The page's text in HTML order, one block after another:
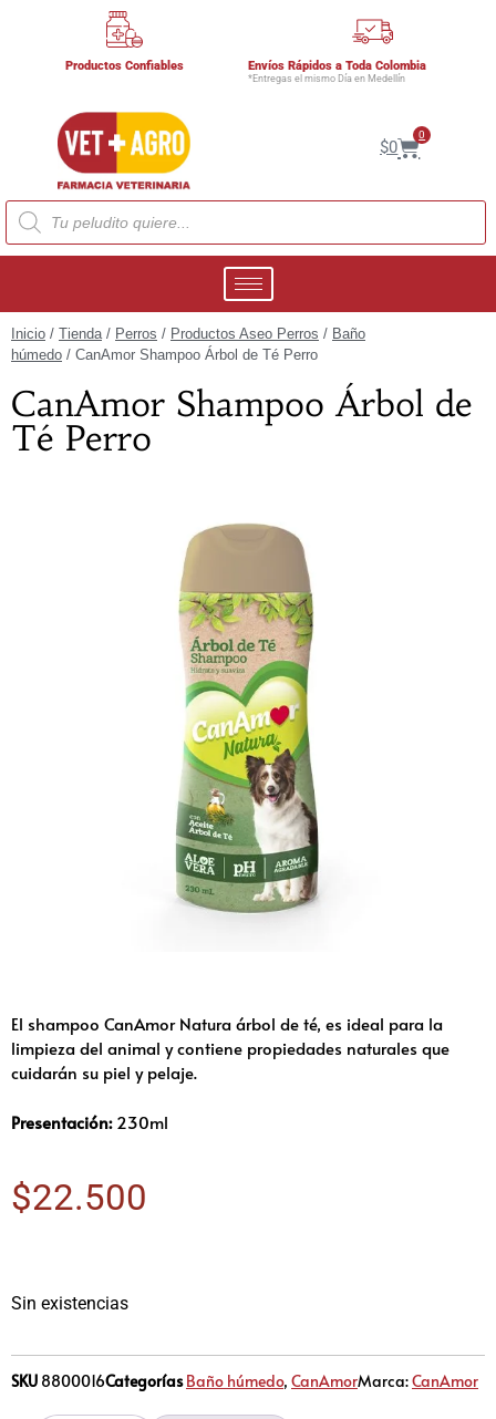
Productos Confiables Envíos Rápidos a Toda Colombia
*Entregas el mismo Día en Medellín
$0
0
Inicio / Tienda/ Perros / Productos Aseo Perros / Baño
húmedo / CanAmor Shampoo Árbol de Té Perro
CanAmor Shampoo Árbol de
Té Perro
El shampoo CanAmor Natura árbol de té, es ideal para la
limpieza del animal y contiene propiedades naturales que
cuidarán su piel y pelaje.
Presentación:230ml
$22.500
Sin existencias
SKU 8800016Categorías Baño húmedo, CanAmorMarca:CanAmor